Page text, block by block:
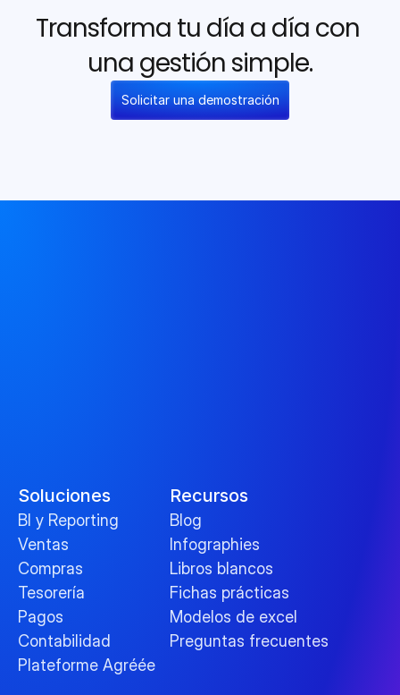
Transforma tu día a día con
una gestión simple.
Solicitar una demostración
Soluciones
BI y Reporting
Ventas
Compras
Tesorería
Pagos
Contabilidad
Plateforme Agréée
Recursos
Blog
Infographies
Libros blancos
Fichas prácticas
Modelos de excel
Preguntas frecuentes